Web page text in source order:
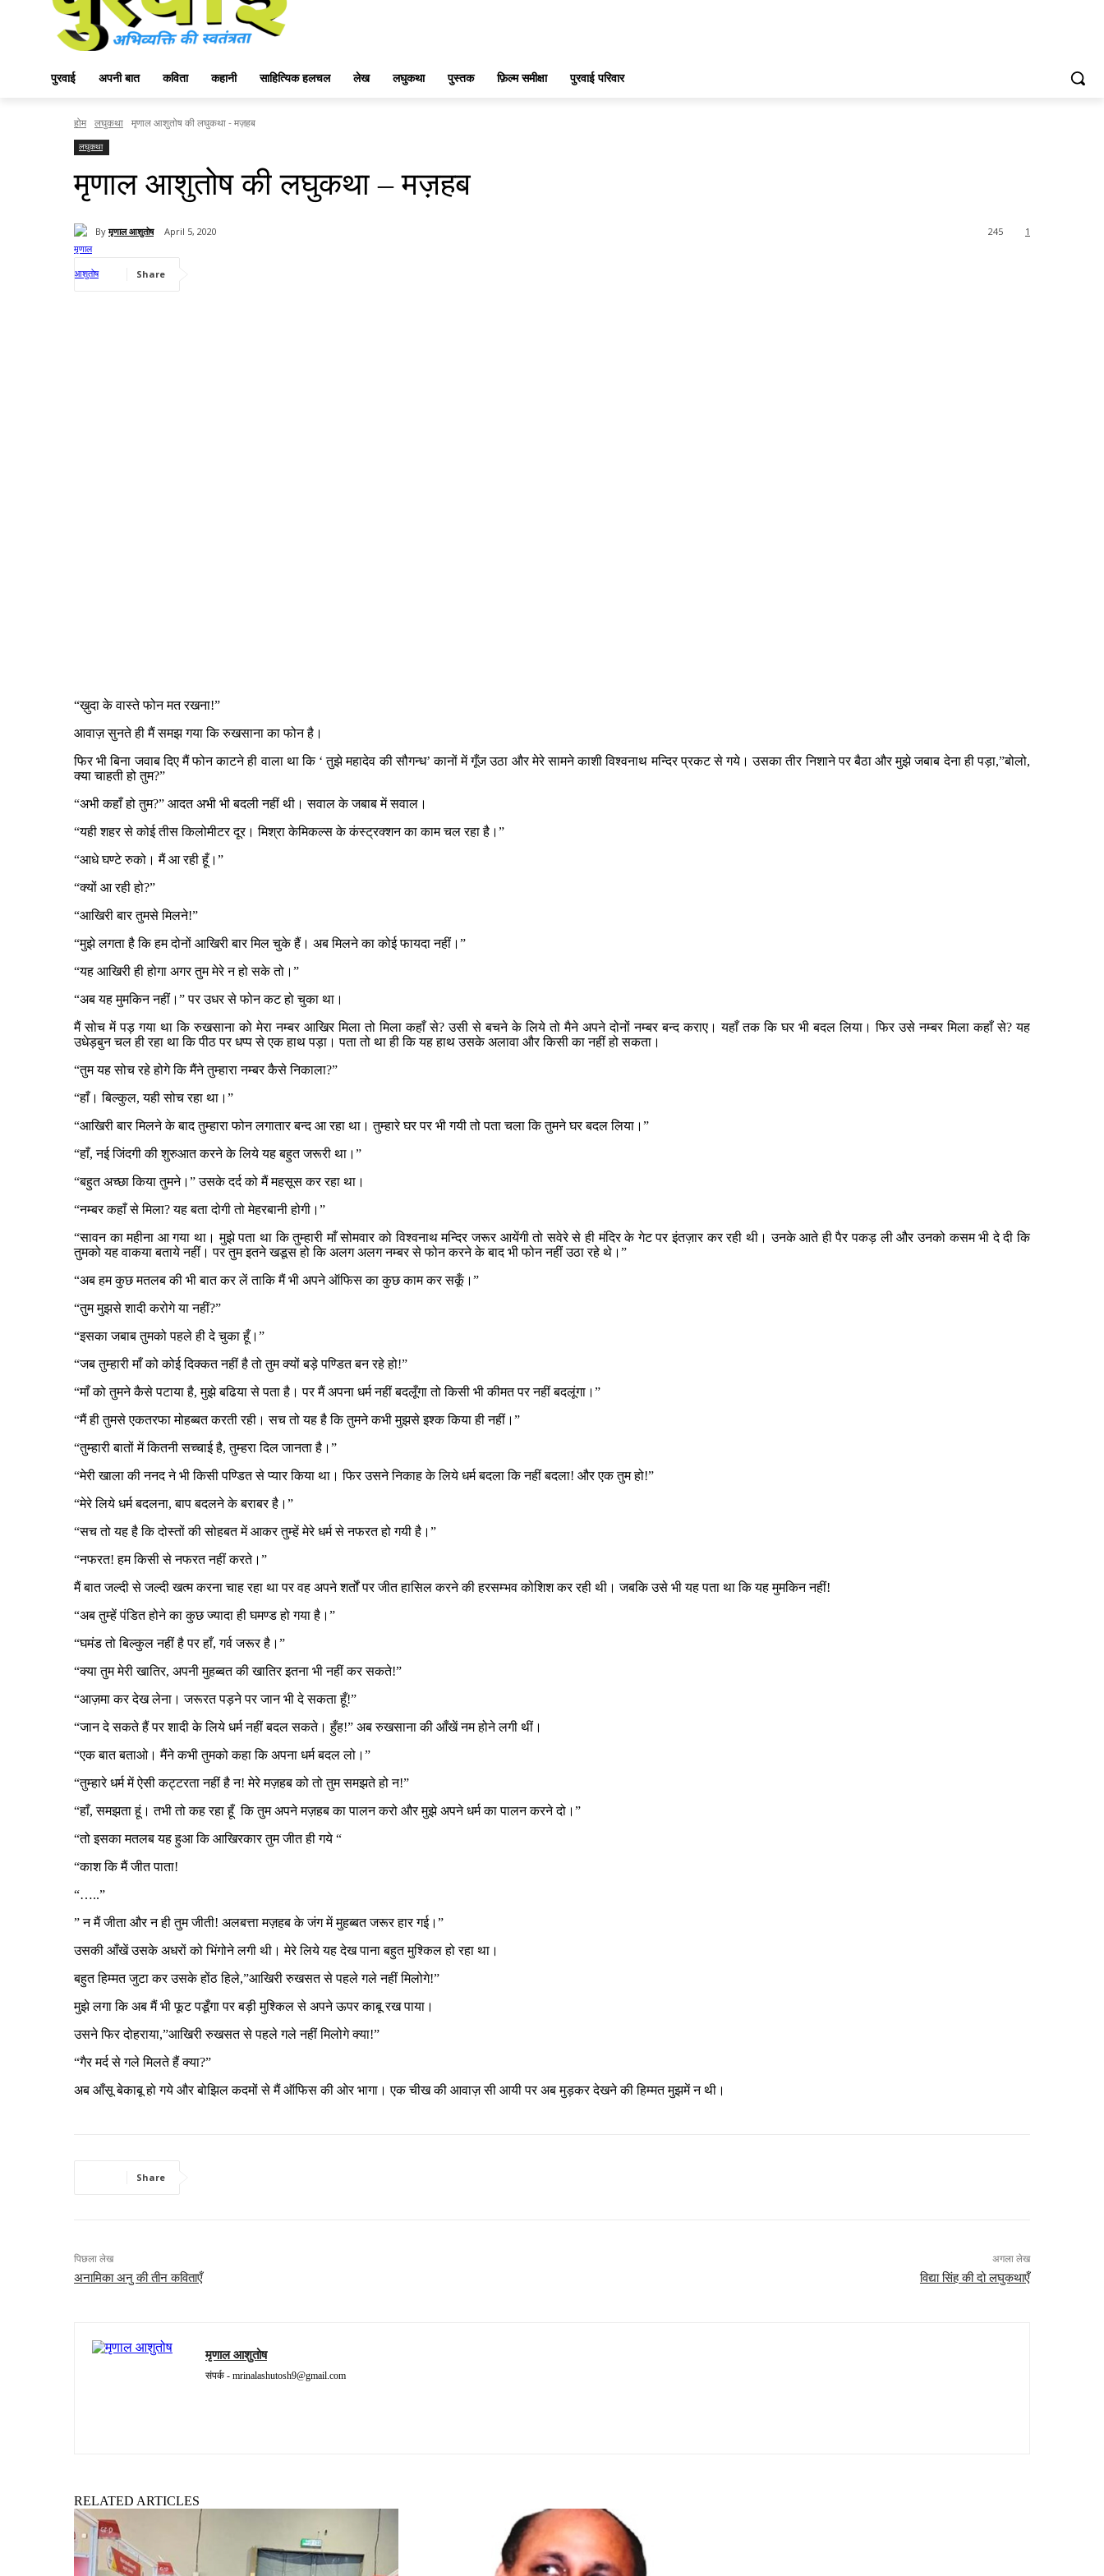
पुरवाई अपनी बात कविता कहानी साहित्यिक हलचल लेख लघुकथा पुस्तक फ़िल्म समीक्षा पुरवाई परिवार
होम लघुकथा मृणाल आशुतोष की लघुकथा - मज़हब
लघुकथा
मृणाल आशुतोष की लघुकथा – मज़हब
By मृणाल आशुतोष April 5, 2020 1
245
Share
“ख़ुदा के वास्ते फोन मत रखना!”
आवाज़ सुनते ही मैं समझ गया कि रुखसाना का फोन है।
फिर भी बिना जवाब दिए मैं फोन काटने ही वाला था कि ‘ तुझे महादेव की सौगन्ध’ कानों में गूँज उठा और मेरे सामने काशी विश्वनाथ मन्दिर प्रकट से गये। उसका तीर निशाने पर बैठा और मुझे जबाब देना ही पड़ा,”बोलो,
क्या चाहती हो तुम?”
“अभी कहाँ हो तुम?” आदत अभी भी बदली नहीं थी। सवाल के जबाब में सवाल।
“यही शहर से कोई तीस किलोमीटर दूर। मिश्रा केमिकल्स के कंस्ट्रक्शन का काम चल रहा है।”
“आधे घण्टे रुको। मैं आ रही हूँ।”
“क्यों आ रही हो?”
“आखिरी बार तुमसे मिलने!”
“मुझे लगता है कि हम दोनों आखिरी बार मिल चुके हैं। अब मिलने का कोई फायदा नहीं।”
“यह आखिरी ही होगा अगर तुम मेरे न हो सके तो।”
“अब यह मुमकिन नहीं।” पर उधर से फोन कट हो चुका था।
मैं सोच में पड़ गया था कि रुखसाना को मेरा नम्बर आखिर मिला तो मिला कहाँ से? उसी से बचने के लिये तो मैने अपने दोनों नम्बर बन्द कराए। यहाँ तक कि घर भी बदल लिया। फिर उसे नम्बर मिला कहाँ से? यह
उधेड़बुन चल ही रहा था कि पीठ पर धप्प से एक हाथ पड़ा। पता तो था ही कि यह हाथ उसके अलावा और किसी का नहीं हो सकता।
“तुम यह सोच रहे होगे कि मैंने तुम्हारा नम्बर कैसे निकाला?”
“हाँ। बिल्कुल, यही सोच रहा था।”
“आखिरी बार मिलने के बाद तुम्हारा फोन लगातार बन्द आ रहा था। तुम्हारे घर पर भी गयी तो पता चला कि तुमने घर बदल लिया।”
“हाँ, नई जिंदगी की शुरुआत करने के लिये यह बहुत जरूरी था।”
“बहुत अच्छा किया तुमने।” उसके दर्द को मैं महसूस कर रहा था।
“नम्बर कहाँ से मिला? यह बता दोगी तो मेहरबानी होगी।”
“सावन का महीना आ गया था। मुझे पता था कि तुम्हारी माँ सोमवार को विश्वनाथ मन्दिर जरूर आयेंगी तो सवेरे से ही मंदिर के गेट पर इंतज़ार कर रही थी। उनके आते ही पैर पकड़ ली और उनको कसम भी दे दी कि
तुमको यह वाकया बताये नहीं। पर तुम इतने खडूस हो कि अलग अलग नम्बर से फोन करने के बाद भी फोन नहीं उठा रहे थे।”
“अब हम कुछ मतलब की भी बात कर लें ताकि मैं भी अपने ऑफिस का कुछ काम कर सकूँ।”
“तुम मुझसे शादी करोगे या नहीं?”
“इसका जबाब तुमको पहले ही दे चुका हूँ।”
“जब तुम्हारी माँ को कोई दिक्कत नहीं है तो तुम क्यों बड़े पण्डित बन रहे हो!”
“माँ को तुमने कैसे पटाया है, मुझे बढिया से पता है। पर मैं अपना धर्म नहीं बदलूँगा तो किसी भी कीमत पर नहीं बदलूंगा।”
“मैं ही तुमसे एकतरफा मोहब्बत करती रही। सच तो यह है कि तुमने कभी मुझसे इश्क किया ही नहीं।”
“तुम्हारी बातों में कितनी सच्चाई है, तुम्हरा दिल जानता है।”
“मेरी खाला की ननद ने भी किसी पण्डित से प्यार किया था। फिर उसने निकाह के लिये धर्म बदला कि नहीं बदला! और एक तुम हो!”
“मेरे लिये धर्म बदलना, बाप बदलने के बराबर है।”
“सच तो यह है कि दोस्तों की सोहबत में आकर तुम्हें मेरे धर्म से नफरत हो गयी है।”
“नफरत! हम किसी से नफरत नहीं करते।”
मैं बात जल्दी से जल्दी खत्म करना चाह रहा था पर वह अपने शर्तों पर जीत हासिल करने की हरसम्भव कोशिश कर रही थी। जबकि उसे भी यह पता था कि यह मुमकिन नहीं!
“अब तुम्हें पंडित होने का कुछ ज्यादा ही घमण्ड हो गया है।”
“घमंड तो बिल्कुल नहीं है पर हाँ, गर्व जरूर है।”
“क्या तुम मेरी खातिर, अपनी मुहब्बत की खातिर इतना भी नहीं कर सकते!”
“आज़मा कर देख लेना। जरूरत पड़ने पर जान भी दे सकता हूँ!”
“जान दे सकते हैं पर शादी के लिये धर्म नहीं बदल सकते। हुँह!” अब रुखसाना की आँखें नम होने लगी थीं।
“एक बात बताओ। मैंने कभी तुमको कहा कि अपना धर्म बदल लो।”
“तुम्हारे धर्म में ऐसी कट्टरता नहीं है न! मेरे मज़हब को तो तुम समझते हो न!”
“हाँ, समझता हूं। तभी तो कह रहा हूँ कि तुम अपने मज़हब का पालन करो और मुझे अपने धर्म का पालन करने दो।”
“तो इसका मतलब यह हुआ कि आखिरकार तुम जीत ही गये “
“काश कि मैं जीत पाता!
“…..”
” न मैं जीता और न ही तुम जीती! अलबत्ता मज़हब के जंग में मुहब्बत जरूर हार गई।”
उसकी आँखें उसके अधरों को भिंगोने लगी थी। मेरे लिये यह देख पाना बहुत मुश्किल हो रहा था।
बहुत हिम्मत जुटा कर उसके होंठ हिले,”आखिरी रुखसत से पहले गले नहीं मिलोगे!”
मुझे लगा कि अब मैं भी फूट पडूँगा पर बड़ी मुश्किल से अपने ऊपर काबू रख पाया।
उसने फिर दोहराया,”आखिरी रुखसत से पहले गले नहीं मिलोगे क्या!”
“गैर मर्द से गले मिलते हैं क्या?”
अब आँसू बेकाबू हो गये और बोझिल कदमों से मैं ऑफिस की ओर भागा। एक चीख की आवाज़ सी आयी पर अब मुड़कर देखने की हिम्मत मुझमें न थी।
Share
पिछला लेख
अनामिका अनु की तीन कविताएँ
अगला लेख
विद्या सिंह की दो लघुकथाएँ
मृणाल आशुतोष
संपर्क - mrinalashutosh9@gmail.com
RELATED ARTICLES